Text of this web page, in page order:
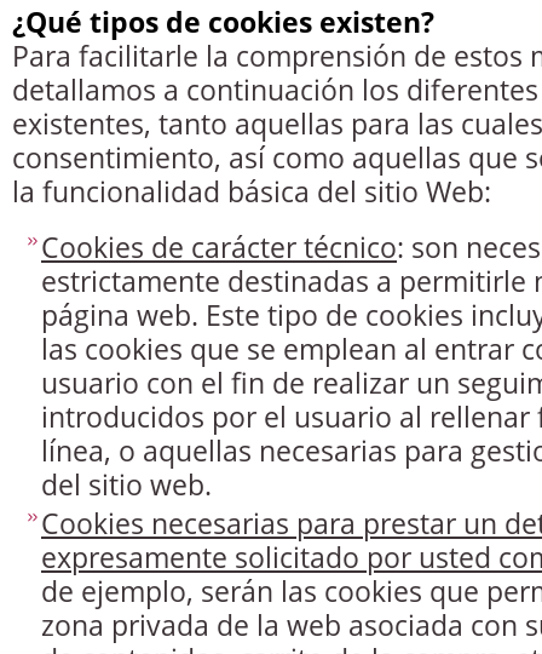
¿Qué tipos de cookies existen?
Para facilitarle la comprensión de estos
detallamos a continuación los
existentes, tanto aquellas para las
consentimiento, así como aquellas que
la funcionalidad básica del sitio Web:
Cookies de carácter técnico: son
estrictamente destinadas a permitirle
página web. Este tipo de cookies
las cookies que se emplean al entrar
usuario con el fin de realizar un
introducidos por el usuario al
línea, o aquellas necesarias para
del sitio web.
Cookies necesarias para prestar un
expresamente solicitado por usted
de ejemplo, serán las cookies que
zona privada de la web asociada con